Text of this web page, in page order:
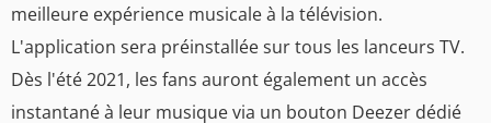
meilleure expérience musicale à la télévision.
L'application sera préinstallée sur tous les lanceurs TV.
Dès l'été 2021, les fans auront également un accès
instantané à leur musique via un bouton Deezer dédié